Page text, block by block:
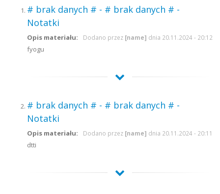
# brak danych # - # brak danych # -
Notatki
Dodano przez [name] dnia 20.11.2024 - 20:12
Opis materiału:
fyogu
# brak danych # - # brak danych # -
Notatki
Dodano przez [name] dnia 20.11.2024 - 20:11
Opis materiału:
dtti